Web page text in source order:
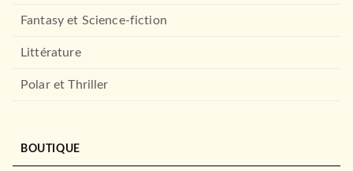
Guillaume Debré
Fantasy et Science-fiction
Littérature
Polar et Thriller
BOUTIQUE